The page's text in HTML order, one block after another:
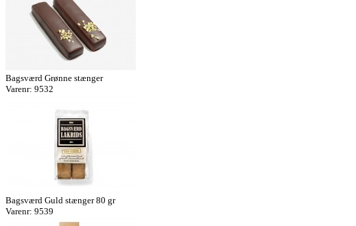
Bagsværd Grønne stænger
Varenr: 9532
Bagsværd Guld stænger 80 gr
Varenr: 9539